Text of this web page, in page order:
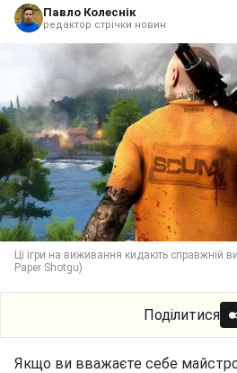
Павло Колеснік
редактор стрічки новин
Ці ігри на виживання кидають справжній
Paper Shotgu)
Поділитися
Якщо ви вважаєте себе